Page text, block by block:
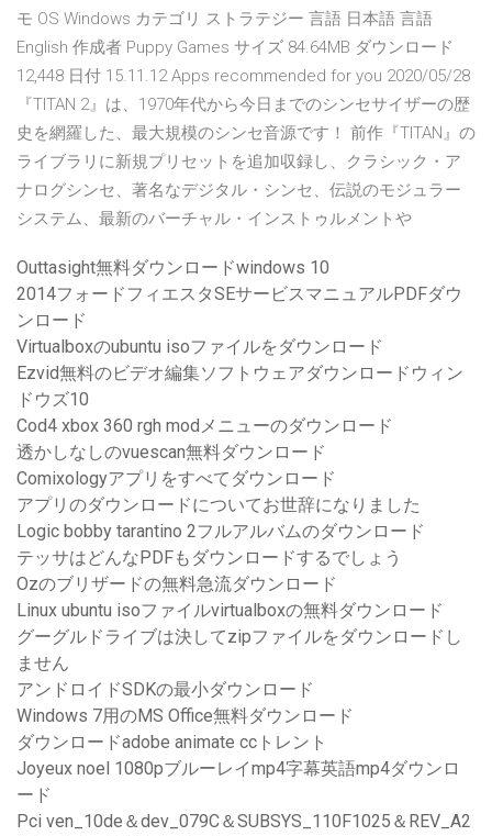
モ OS Windows カテゴリ ストラテジー 言語 日本語 言語
English 作成者 Puppy Games サイズ 84.64MB ダウンロード
12,448 日付 15.11.12 Apps recommended for you 2020/05/28
『TITAN 2』は、1970年代から今日までのシンセサイザーの歴
史を網羅した、最大規模のシンセ音源です！ 前作『TITAN』の
ライブラリに新規プリセットを追加収録し、クラシック・ア
ナログシンセ、著名なデジタル・シンセ、伝説のモジュラー
システム、最新のバーチャル・インストゥルメントや
Outtasight無料ダウンロードwindows 10
2014フォードフィエスタSEサービスマニュアルPDFダウ
ンロード
Virtualboxのubuntu isoファイルをダウンロード
Ezvid無料のビデオ編集ソフトウェアダウンロードウィン
ドウズ10
Cod4 xbox 360 rgh modメニューのダウンロード
透かしなしのvuescan無料ダウンロード
Comixologyアプリをすべてダウンロード
アプリのダウンロードについてお世辞になりました
Logic bobby tarantino 2フルアルバムのダウンロード
テッサはどんなPDFもダウンロードするでしょう
Ozのブリザードの無料急流ダウンロード
Linux ubuntu isoファイルvirtualboxの無料ダウンロード
グーグルドライブは決してzipファイルをダウンロードし
ません
アンドロイドSDKの最小ダウンロード
Windows 7用のMS Office無料ダウンロード
ダウンロードadobe animate ccトレント
Joyeux noel 1080pブルーレイmp4字幕英語mp4ダウンロ
ード
Pci ven_10de＆dev_079C＆SUBSYS_110F1025＆REV_A2